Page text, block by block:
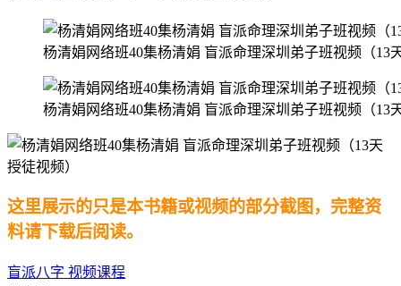
杨清娟网络班40集杨清娟 盲派命理深圳弟子班视频（13
杨清娟网络班40集杨清娟 盲派命理深圳弟子班视频（13
这里展示的只是本书籍或视频的部分截图，完整资
料请下载后阅读。
盲派八字 视频课程